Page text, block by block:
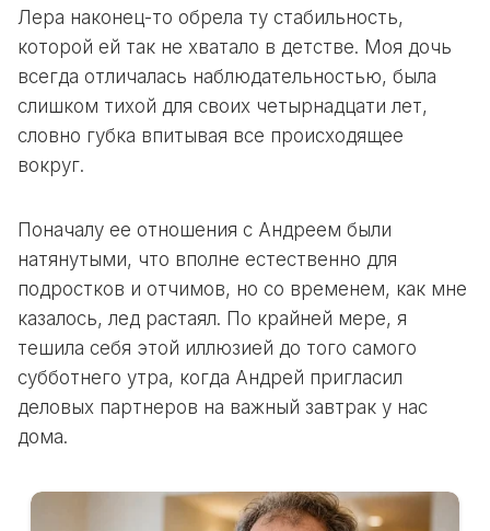
Лера наконец-то обрела ту стабильность,
которой ей так не хватало в детстве. Моя дочь
всегда отличалась наблюдательностью, была
слишком тихой для своих четырнадцати лет,
словно губка впитывая все происходящее
вокруг.
Поначалу ее отношения с Андреем были
натянутыми, что вполне естественно для
подростков и отчимов, но со временем, как мне
казалось, лед растаял. По крайней мере, я
тешила себя этой иллюзией до того самого
субботнего утра, когда Андрей пригласил
деловых партнеров на важный завтрак у нас
дома.